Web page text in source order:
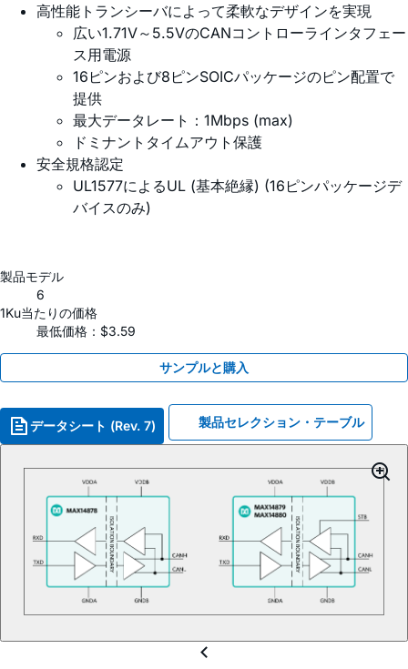
高性能トランシーバによって柔軟なデザインを実現
広い1.71V～5.5VのCANコントローラインタフェー
ス用電源
16ピンおよび8ピンSOICパッケージのピン配置で
提供
最大データレート：1Mbps (max)
ドミナントタイムアウト保護
安全規格認定
UL1577によるUL (基本絶縁) (16ピンパッケージデ
バイスのみ)
製品モデル
6
1Ku当たりの価格
最低価格：$3.59
サンプルと購入
データシート (Rev. 7) 製品セレクション・テーブル